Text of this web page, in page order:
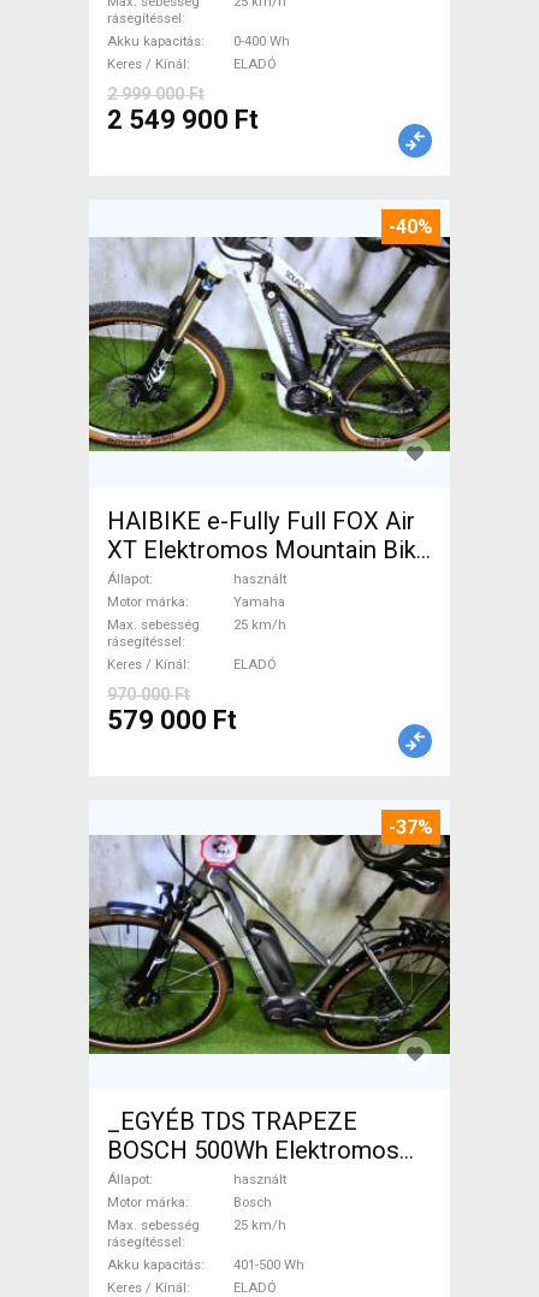
rásegítéssel
Akku kapacitás
0-400 Wh
Keres / Kínál
ELADÓ
2 999 000 Ft
2 549 900 Ft
-40%
HAIBIKE e-Fully Full FOX Air
XT Elektromos Mountain Bike
össztelós / fully Yamaha
használt ELADÓ
Állapot
használt
Motor márka
Yamaha
Max. sebesség
rásegítéssel
25 km/h
Keres / Kínál ELADÓ
970 000 Ft
579 000 Ft
-37%
_EGYÉB TDS TRAPEZE
BOSCH 500Wh Elektromos
Trekking/cross 25 km/h
Bosch 401-500 Wh használt
ELADÓ
Állapot
használt
Motor márka
Bosch
Max. sebesség
rásegítéssel
25 km/h
Akku kapacitás
401-500 Wh
Keres / Kínál
ELADÓ